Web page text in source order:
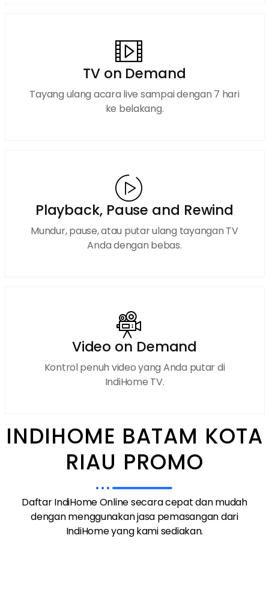
TV on Demand
Tayang ulang acara live sampai dengan 7 hari
ke belakang.
Playback, Pause and Rewind
Mundur, pause, atau putar ulang tayangan TV
Anda dengan bebas.
Video on Demand
Kontrol penuh video yang Anda putar di
IndiHome TV.
INDIHOME BATAM KOTA
RIAU PROMO
Daftar IndiHome Online secara cepat dan mudah
dengan menggunakan jasa pemasangan dari
IndiHome yang kami sediakan.